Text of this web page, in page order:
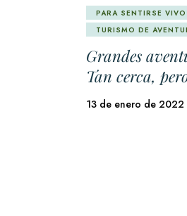
PARA SENTIRSE VIVO
TURISMO DE
Grandes
Tan cerca,
13 de enero de 2022